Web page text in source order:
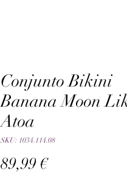
Conjunto Bikini
Banana Moon
Atoa
SKU: 1034.114.08
89,99 €Preço